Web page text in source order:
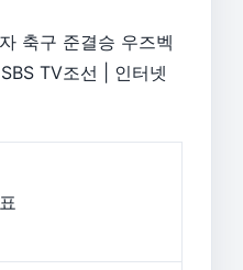
축구 준결승 우즈벡
TV조선 | 인터넷